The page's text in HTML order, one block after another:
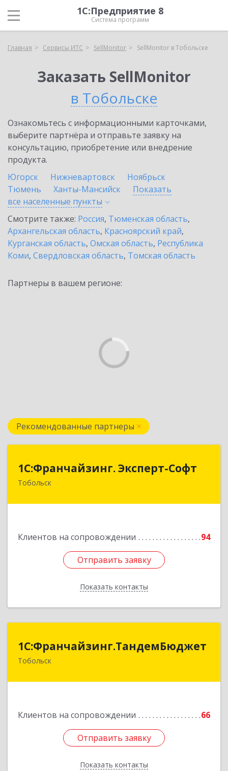
1С:Предприятие 8
Система программ
Главная Сервисы ИТС SellMonitor SellMonitor в Тобольске
Заказать SellMonitor
в Тобольске
Ознакомьтесь с информационными карточками,
выберите партнёра и отправьте заявку на
консультацию, приобретение или внедрение
продукта.
Югорск
Нижневартовск
Ноябрьск
Тюмень
Ханты-Мансийск
Показать
все населенные пункты
Смотрите также: Россия, Тюменская область,
Архангельская область, Красноярский край,
Курганская область, Омская область, Республика
Коми, Свердловская область, Томская область
Партнеры в вашем регионе:
Рекомендованные партнеры
1С:Франчайзинг. Эксперт-Софт
Тобольск
Клиентов на сопровождении 94
Отправить заявку
Показать контакты
1С:Франчайзинг. Эксперт-Софт
626150, Тюменская обл, Тобольск г, 7-й мкр,
Отправить заявку
Назад
1С:Франчайзинг.ТандемБюджет
Тобольск
Клиентов на сопровождении 66
Отправить заявку
Показать контакты
1С:Франчайзинг.ТандемБюджет
Отправить заявку
Назад